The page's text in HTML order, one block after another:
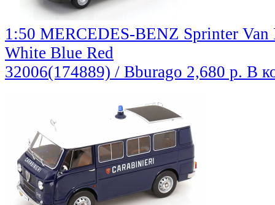
1:50 MERCEDES-BENZ Sprinter
White Blue Red
32006(174889) / Bburago 2,680 р. В